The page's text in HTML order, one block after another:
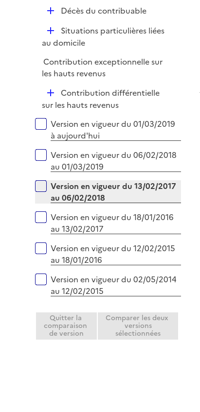
D
l
e
r
Décès du contribuable
D
é
l
i
r
Situations particulières liées
au domicile
Contribution exceptionnelle sur
les hauts revenus
D
é
l
i
e
Contribution différentielle
sur les hauts revenus
Versions sur la période
Version en vigueur du 01/03/2019
à aujourd'hui
Version en vigueur du 06/02/2018
au 01/03/2019
Version en vigueur du 13/02/2017
au 06/02/2018
Version en vigueur du 18/01/2016
au 13/02/2017
Version en vigueur du 12/02/2015
au 18/01/2016
Version en vigueur du 02/05/2014
au 12/02/2015
Quitter la
comparaison
de version
Comparer les deux
versions
sélectionnées